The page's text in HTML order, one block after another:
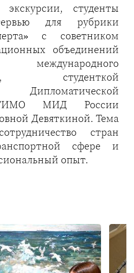
студенты
для рубрики
с советником
объединений
международного
студенткой
Дипломатической
МИД России
Девяткиной. Тема
стран
сфере и
опыт.